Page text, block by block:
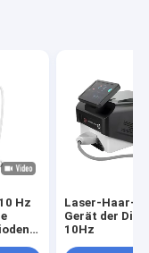
Hz
Laser-Haar-
Gerät der
10Hz